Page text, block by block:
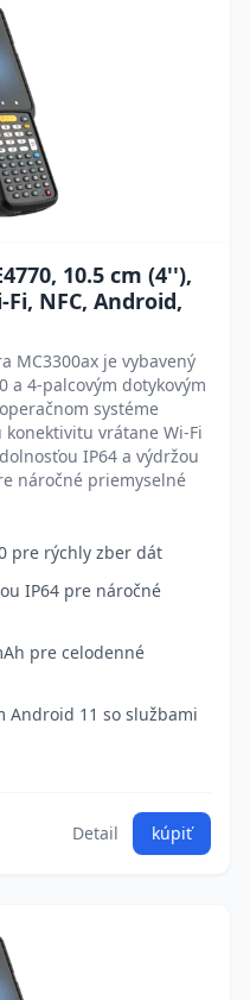
10.5 cm (4''),
Fi, NFC, Android,
MC3300ax je vybavený
a 4-palcovým dotykovým
systéme
vrátane Wi-Fi
IP64 a výdržou
náročné priemyselné
pre rýchly zber dát
IP64 pre náročné
pre celodenné
Android 11 so službami
Detail kúpiť